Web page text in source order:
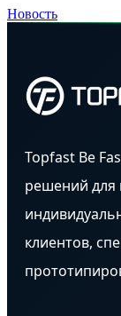
Новость
Topfast Be
решений для
клиентов,